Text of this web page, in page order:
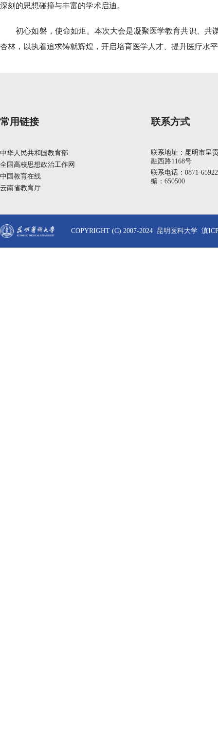
深刻的思想碰撞与丰富的学术启迪。
初心如磐，使命如炬。本次大会是凝聚医学教育共识、共
杏林，以执着追求铸就辉煌，开启培育医学人才、提升医疗水
常用链接
中华人民共和国教育部
全国高校思想政治工作网
中国教育在线
云南省教育厅
联系方式
联系地址：昆明市呈
融西路1168号
联系电话：0871-
编：650500
COPYRIGHT (C) 2007-2024 昆明医科大学 滇